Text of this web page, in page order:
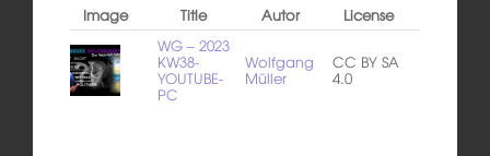
Image Title Autor
License
WG – 2023
KW38-
YOUTUBE-
PC
Wolfgang
Müller
CC BY SA
4.0